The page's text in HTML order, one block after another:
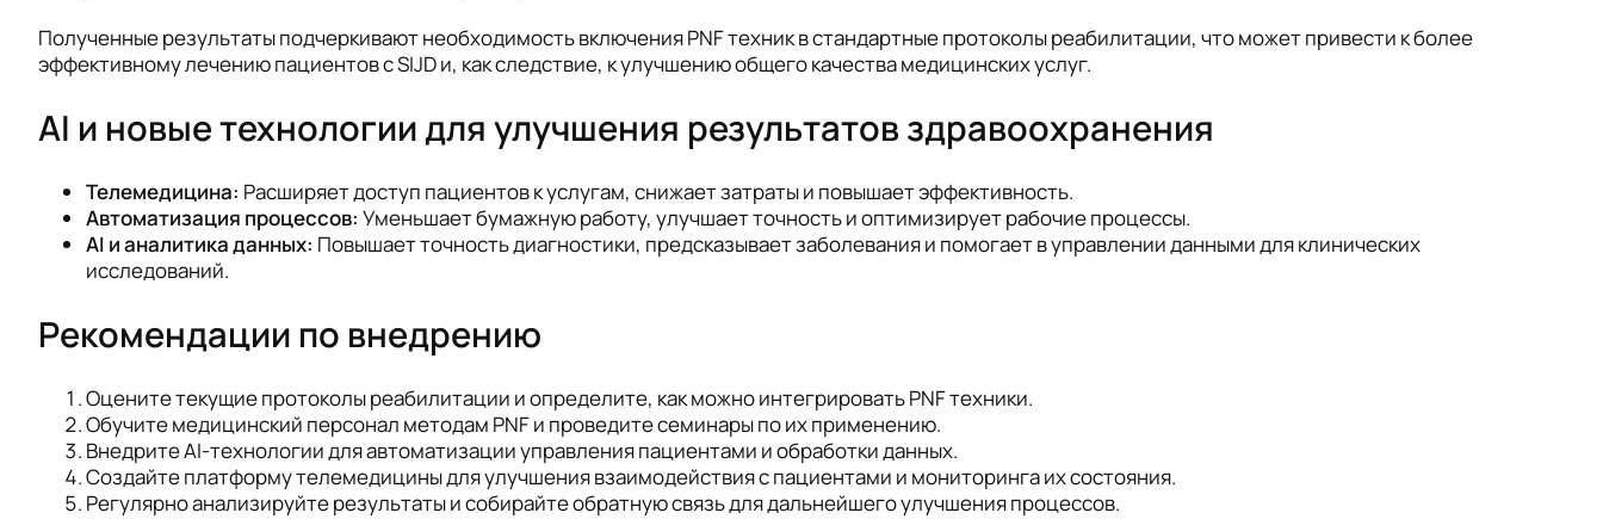
Полученные результаты подчеркивают необходимость включения PNF техник в стандартные протоколы реабилитации, что может привести к более
эффективному лечению пациентов с SIJD и, как следствие, к улучшению общего качества медицинских услуг.
AI и новые технологии для улучшения результатов здравоохранения
Телемедицина: Расширяет доступ пациентов к услугам, снижает затраты и повышает эффективность.
Автоматизация процессов: Уменьшает бумажную работу, улучшает точность и оптимизирует рабочие процессы.
AI и аналитика данных: Повышает точность диагностики, предсказывает заболевания и помогает в управлении данными для клинических
исследований.
Рекомендации по внедрению
Оцените текущие протоколы реабилитации и определите, как можно интегрировать PNF техники.
Обучите медицинский персонал методам PNF и проведите семинары по их применению.
Внедрите AI-технологии для автоматизации управления пациентами и обработки данных.
Создайте платформу телемедицины для улучшения взаимодействия с пациентами и мониторинга их состояния.
Регулярно анализируйте результаты и собирайте обратную связь для дальнейшего улучшения процессов.